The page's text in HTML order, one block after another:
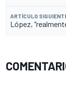
ARTÍCULO
López,